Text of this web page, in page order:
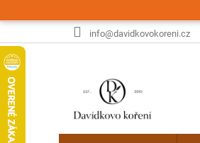
na
info@davidkovokoreni.cz